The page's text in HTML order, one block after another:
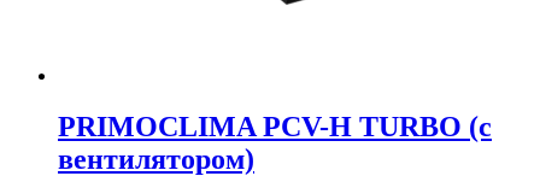
PRIMOCLIMA PCV-H TURBO (c
вентилятором)